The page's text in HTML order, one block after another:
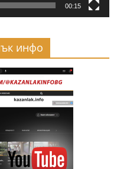
00:15
инфо